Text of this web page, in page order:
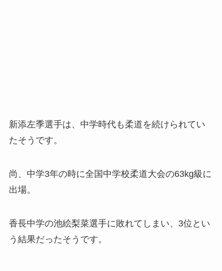
新添左季選手は、中学時代も柔道を続けられてい
たそうです。
尚、中学3年の時に全国中学校柔道大会の63kg級に
出場。
香長中学の池絵梨菜選手に敗れてしまい、3位とい
う結果だったそうです。